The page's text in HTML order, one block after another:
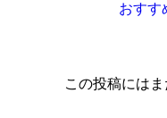
おすす
この投稿には